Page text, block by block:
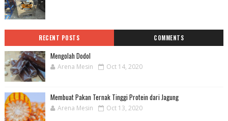
RECENT POSTS COMMENTS
Mengolah Dodol
Arena Mesin Oct 14, 2020
Membuat Pakan Ternak Tinggi Protein dari Jagung
Arena Mesin Oct 13, 2020